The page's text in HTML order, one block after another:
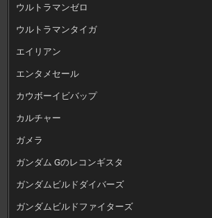
ウルトラマンゼロ
ウルトラマンタイガ
エイリアン
エンタメセール
カウボーイビバップ
カルチャー
ガメラ
ガンダム Gのレコンギスタ
ガンダムビルドダイバーズ
ガンダムビルドファイターズ